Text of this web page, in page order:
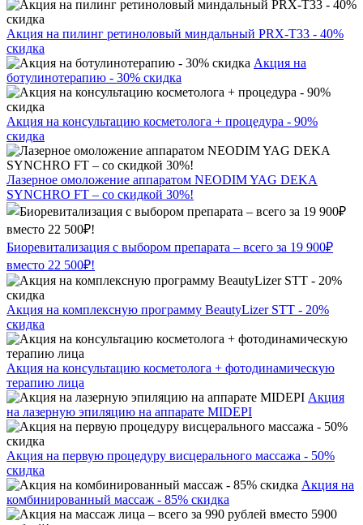
Акция на пилинг ретиноловый миндальный PRX-T33 - 40%
скидка
Акция на
ботулинотерапию - 30% скидка
Акция на консультацию косметолога + процедура - 90%
скидка
Лазерное омоложение аппаратом NEODIM YAG DEKA
SYNCHRO FT – со скидкой 30%!
Биоревитализация с выбором препарата – всего за 19 900₽
вместо 22 500₽!
Акция на комплексную программу BeautyLizer STT - 20%
скидка
Акция на консультацию косметолога + фотодинамическую
терапию лица
Акция
на лазерную эпиляцию на аппарате MIDEPI
Акция на первую процедуру висцерального массажа - 50%
скидка
Акция на
комбинированный массаж - 85% скидка